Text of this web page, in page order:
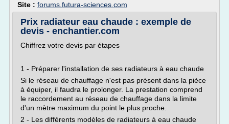
Site : forums.futura-sciences.com
Prix radiateur eau chaude : exemple de
devis - enchantier.com
Chiffrez votre devis par étapes
1 - Préparer l'installation de ses radiateurs à eau chaude
Si le réseau de chauffage n'est pas présent dans la pièce
à équiper, il faudra le prolonger. La prestation comprend
le raccordement au réseau de chauffage dans la limite
d'un mètre maximum du point le plus proche.
2 - Les différents modèles de radiateurs à eau chaude